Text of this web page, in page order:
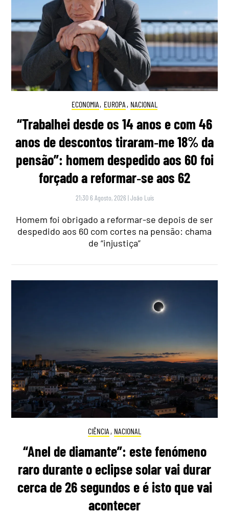
ECONOMIA, EUROPA , NACIONAL
“Trabalhei desde os 14 anos e com 46
anos de descontos tiraram‑me 18% da
pensão”: homem despedido aos 60 foi
forçado a reformar‑se aos 62
21:30 6 Agosto, 2026 |João Luís
Homem foi obrigado a reformar-se depois de ser
despedido aos 60 com cortes na pensão: chama
de “injustiça”
CIÊNCIA , NACIONAL
“Anel de diamante”: este fenómeno
raro durante o eclipse solar vai durar
cerca de 26 segundos e é isto que vai
acontecer